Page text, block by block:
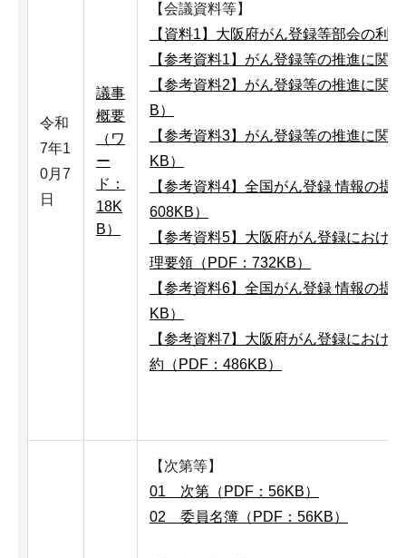
令和
7年1
0月7
日
議事
概要
（ワ
ー
ド：
18K
B）
【会議資料等】
【資料1】大阪府がん登録等部会の利
【参考資料1】がん登録等の推進に関
【参考資料2】がん登録等の推進に関
B）
【参考資料3】がん登録等の推進に関
KB）
【参考資料4】全国がん登録 情報の提
608KB）
【参考資料5】大阪府がん登録におけ
理要領（PDF：732KB）
【参考資料6】全国がん登録 情報の提
KB）
【参考資料7】大阪府がん登録におけ
約（PDF：486KB）
【次第等】
01 次第（PDF：56KB）
02 委員名簿（PDF：56KB）